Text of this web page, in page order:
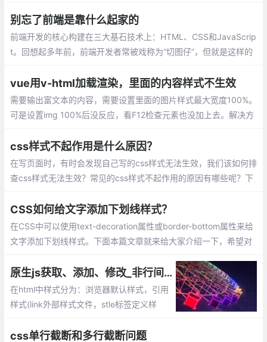
定位属性 (Position)、CSS文字属性
别忘了前端是靠什么起家的
前端开发的核心构建在三大基石技术上：HTML、CSS和JavaScrip
t。回想起多年前，前端开发者常被戏称为“切图仔”，但就是这样的
vue用v-html加载渲染，里面的内容样式不生效
需要输出富文本的内容，需要设置里面的图片样式最大宽度100%。
可是设置img 100%后没反应，看F12检查元素也没加上去。解决方
css样式不起作用是什么原因？
在写页面时，有时会发现自己写的css样式无法生效，我们该如何排
查css样式无法生效？常见的css样式不起作用的原因有哪些呢？下
CSS如何给文字添加下划线样式？
在CSS中可以使用text-decoration属性或border-bottom属性来给
文字添加下划线样式。下面本篇文章就来给大家介绍一下，希望对
原生js获取、添加、修改_非行间css样式
在html中样式分为：浏览器默认样式，引用
样式(link外部样式文件，stle标签定义样
式)。这篇文章主要讲解使用原生js获取、添
css单行截断和多行截断问题